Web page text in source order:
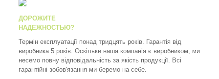
ДОРОЖИТЕ
НАДЕЖНОСТЬЮ?
Термін експлуатації понад тридцять років. Гарантія від
виробника 5 років. Оскільки наша компанія є виробником, ми
несемо повну відповідальність за якість продукції. Всі
гарантійні зобов'язання ми беремо на себе.